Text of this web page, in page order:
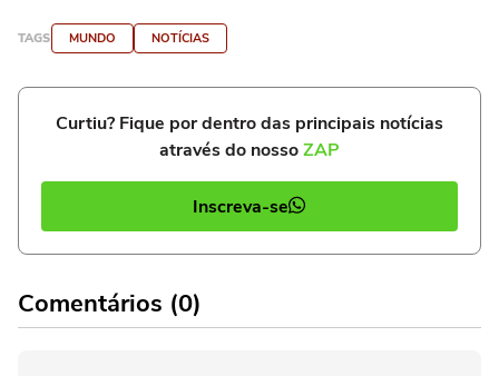
TAGS MUNDO NOTÍCIAS
Curtiu? Fique por dentro das principais notícias
através do nossoZAP
Inscreva-se
Comentários (0)